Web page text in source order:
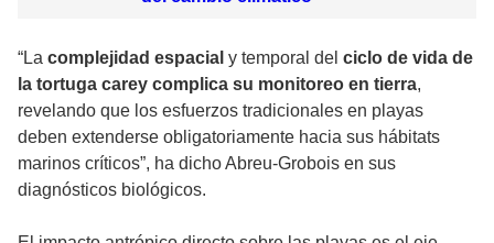
“La complejidad espacial y temporal del ciclo de vida de
la tortuga carey complica su monitoreo en tierra,
revelando que los esfuerzos tradicionales en playas
deben extenderse obligatoriamente hacia sus hábitats
marinos críticos”, ha dicho Abreu-Grobois en sus
diagnósticos biológicos.